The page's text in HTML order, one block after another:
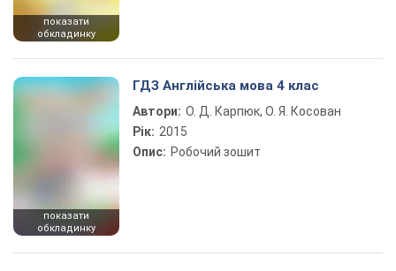
показати
обкладинку
показати
обкладинку
ГДЗ Англійська мова 4 клас
Автори: О. Д. Карпюк, О. Я. Косован
Рік: 2015
Опис: Робочий зошит